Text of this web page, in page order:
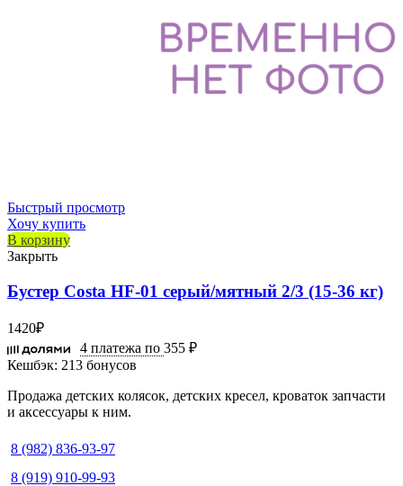
Быстрый просмотр
Хочу купить
В корзину
Закрыть
Бустер Costa HF-01 серый/мятный 2/3 (15-36 кг)
1420₽
4 платежа по 355 ₽
Кешбэк: 213 бонусов
Продажа детских колясок, детских кресел, кроваток запчасти
и аксессуары к ним.
8 (982) 836-93-97
8 (919) 910-99-93